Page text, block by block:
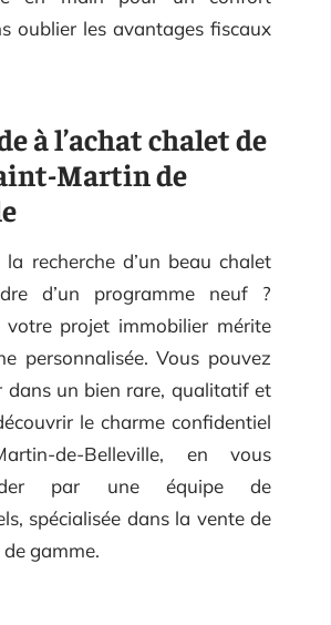
oublier les avantages fiscaux
à l’achat chalet de
Martin de
recherche d’un beau chalet
d’un programme neuf ?
votre projet immobilier mérite
personnalisée. Vous pouvez
dans un bien rare, qualitatif et
le charme confidentiel
de-Belleville, en vous
par une équipe de
spécialisée dans la vente de
gamme.